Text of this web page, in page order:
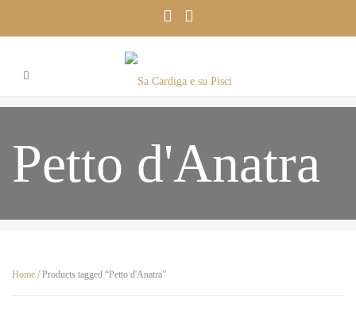
Petto d'Anatra
Home / Products tagged “Petto d'Anatra”